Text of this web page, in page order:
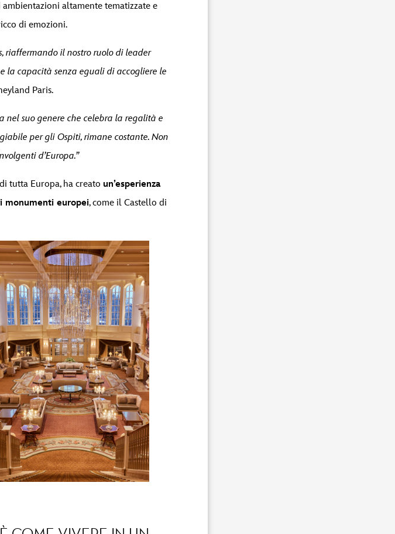
altamente tematizzate e
di emozioni.
riaffermando il nostro ruolo di leader
la capacità senza eguali di accogliere le
Paris.
nel suo genere che celebra la regalità e
per gli Ospiti, rimane costante. Non
d’Europa.”
tutta Europa, ha creato un’esperienza
monumenti europei, come il Castello di